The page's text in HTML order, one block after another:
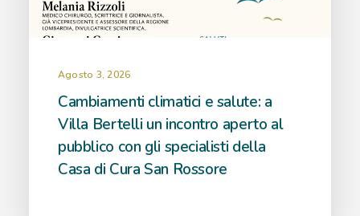
Agosto 3, 2026
Cambiamenti climatici e salute: a
Villa Bertelli un incontro aperto al
pubblico con gli specialisti della
Casa di Cura San Rossore